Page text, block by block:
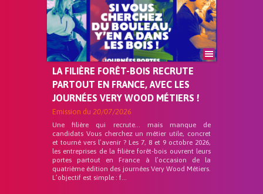
LA FILIÈRE FORÊT-BOIS RECRUTE
PARTOUT EN FRANCE, AVEC LES
JOURNÉES VERY WOOD MÉTIERS !
Emission du 20/07/2026
Une filière qui recrute… mais manque de
candidats Vous cherchez un métier utile, concret
et tourné vers l’avenir ? Les 7, 8 et 9 octobre 2026,
les entreprises de la filière forêt-bois ouvrent leurs
portes partout en France à l’occasion de la
quatrième édition des journées Very Wood Métiers.
L’objectif est simple : f...